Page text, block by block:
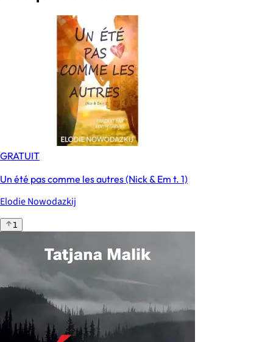
GRATUIT
Un été pas comme les autres (Nick & Em t. 1)
Elodie Nowodazkij
1